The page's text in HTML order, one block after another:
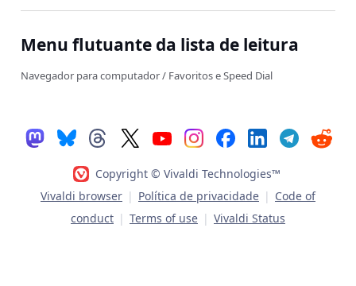
Menu flutuante da lista de leitura
Navegador para computador/ Favoritos e Speed Dial
Copyright © Vivaldi Technologies™
Vivaldi browser | Política de privacidade | Code of
conduct | Terms of use | Vivaldi Status